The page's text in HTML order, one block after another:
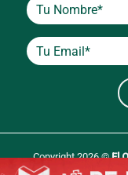
Copyright 2026 ©El